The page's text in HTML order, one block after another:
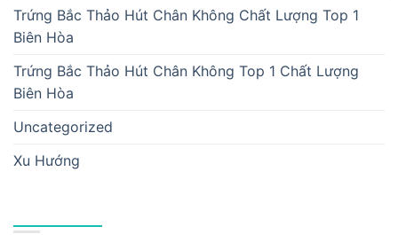
Trứng Bắc Thảo Hút Chân Không Chất Lượng Top 1
Biên Hòa
Trứng Bắc Thảo Hút Chân Không Top 1 Chất Lượng
Biên Hòa
Uncategorized
Xu Hướng